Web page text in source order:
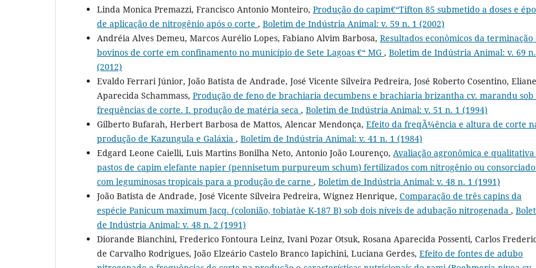
Linda Monica Premazzi, Francisco Antonio Monteiro, Produção do capim€“Tifton 85 submetido a doses e
de aplicação de nitrogênio após o corte , Boletim de Indústria Animal: v. 59 n. 1 (2002)
Andréia Alves Demeu, Marcos Aurélio Lopes, Fabiano Alvim Barbosa, Resultados econômicos da terminação
bovinos de corte em confinamento no município de Sete Lagoas €“ MG , Boletim de Indústria Animal: v. 69 n.
(2012)
Evaldo Ferrari Júnior, João Batista de Andrade, José Vicente Silveira Pedreira, José Roberto Cosentino, Eliane
Aparecida Schammass, Produção de feno de brachiaria decumbens e brachiaria brizantha cv. marandu sob
frequências de corte. I. produção de matéria seca , Boletim de Indústria Animal: v. 51 n. 1 (1994)
Gilberto Bufarah, Herbert Barbosa de Mattos, Alencar Mendonça, Efeito da freqÃ¼ência e altura de corte
produção de Kazungula e Galáxia , Boletim de Indústria Animal: v. 41 n. 1 (1984)
Edgard Leone Caielli, Luis Martins Bonilha Neto, Antonio João Lourenço, Avaliação agronômica e qualitativa
pastos de capim elefante napier (pennisetum purpureum schum) fertilizados com nitrogênio ou
com leguminosas tropicais para a produção de carne , Boletim de Indústria Animal: v. 48 n. 1 (1991)
João Batista de Andrade, José Vicente Silveira Pedreira, Wignez Henrique, Comparação de três capins da
espécie Panicum maximum Jacq. (colonião, tobiatàe K-187 B) sob dois níveis de adubação nitrogenada ,
de Indústria Animal: v. 48 n. 2 (1991)
Diorande Bianchini, Frederico Fontoura Leinz, Ivani Pozar Otsuk, Rosana Aparecida Possenti, Carlos
de Carvalho Rodrigues, João Elzeário Castelo Branco Iapichini, Luciana Gerdes, Efeito de fontes de adubo